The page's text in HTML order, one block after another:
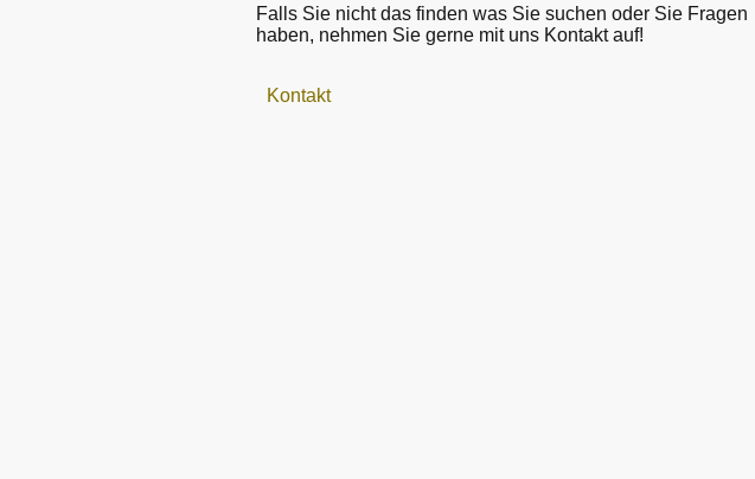
Falls Sie nicht das finden was Sie suchen oder Sie Fragen
haben, nehmen Sie gerne mit uns Kontakt auf!
Kontakt